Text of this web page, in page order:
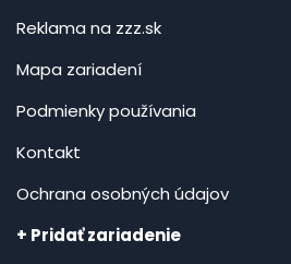
Reklama na zzz.sk
Mapa zariadení
Podmienky používania
Kontakt
Ochrana osobných údajov
+ Pridať zariadenie